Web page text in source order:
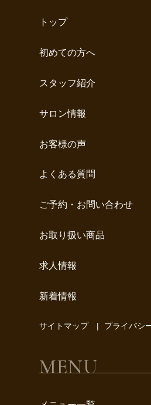
トップ
初めての方へ
スタッフ紹介
サロン情報
お客様の声
よくある質問
ご予約・お問い合わせ
お取り扱い商品
求人情報
新着情報
サイトマップ プライバシ
MENU